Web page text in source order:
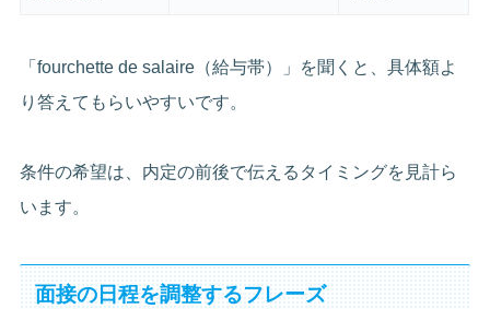
「fourchette de salaire（給与帯）」を聞くと、具体額よ
り答えてもらいやすいです。
条件の希望は、内定の前後で伝えるタイミングを見計ら
います。
面接の日程を調整するフレーズ